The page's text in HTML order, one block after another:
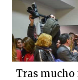
Tras